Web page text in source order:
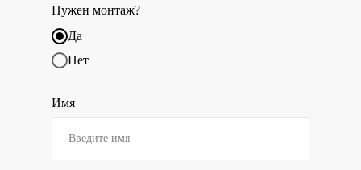
Нужен монтаж?
Да
Нет
Имя